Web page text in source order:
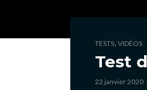
TESTS, VIDÉOS
Test
22 janvier 2020